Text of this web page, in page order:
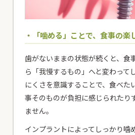
・「噛める」ことで、食事の楽
歯がないままの状態が続くと、食
ら「我慢するもの」へと変わって
にくさを意識することで、食べた
事そのものが負担に感じられたり
ません。
インプラントによってしっかり噛